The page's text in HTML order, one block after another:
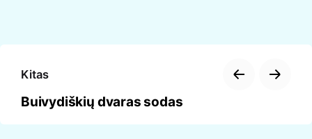
Kitas
Buivydiškių dvaras sodas